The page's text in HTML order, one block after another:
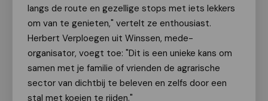
langs de route en gezellige stops met iets lekkers
om van te genieten," vertelt ze enthousiast.
Herbert Verploegen uit Winssen, mede-
organisator, voegt toe: "Dit is een unieke kans om
samen met je familie of vrienden de agrarische
sector van dichtbij te beleven en zelfs door een
stal met koeien te rijden."